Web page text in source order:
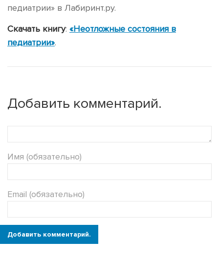
педиатрии» в Лабиринт.ру.
Скачать книгу: «Неотложные состояния в
педиатрии».
Добавить комментарий.
Имя (обязательно)
Email (обязательно)
Добавить комментарий.